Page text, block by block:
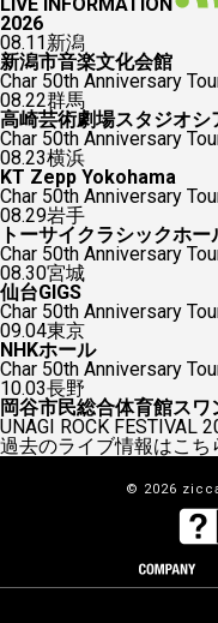
2026
08.11新潟
新潟市音楽文化会館
Char 50th Anniversary
08.22群馬
高崎芸術劇場スタジオシ
Char 50th Anniversary
08.23横浜
KT Zepp Yokohama
Char 50th Anniversary
08.29岩手
トーサイクラシックホ
Char 50th Anniversary
08.30宮城
仙台GIGS
Char 50th Anniversary
09.04東京
NHKホール
Char 50th Anniversary
10.03長野
岡谷市民総合体育館スワ
UNAGI ROCK FESTIVAL
過去のライブ情報はこち
© 2026